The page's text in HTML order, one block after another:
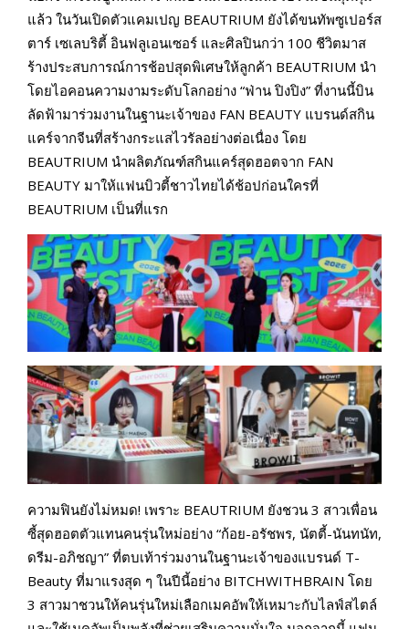
แล้ว ในวันเปิดตัวแคมเปญ BEAUTRIUM ยังได้ขนทัพซูเปอร์ส
ตาร์ เซเลบริตี้ อินฟลูเอนเซอร์ และศิลปินกว่า 100 ชีวิตมาส
ร้างประสบการณ์การช้อปสุดพิเศษให้ลูกค้า BEAUTRIUM นำ
โดยไอคอนความงามระดับโลกอย่าง “ฟ่าน ปิงปิง” ที่งานนี้บิน
ลัดฟ้ามาร่วมงานในฐานะเจ้าของ FAN BEAUTY แบรนด์สกิน
แคร์จากจีนที่สร้างกระแสไวรัลอย่างต่อเนื่อง โดย
BEAUTRIUM นำผลิตภัณฑ์สกินแคร์สุดฮอตจาก FAN
BEAUTY มาให้แฟนบิวตี้ชาวไทยได้ช้อปก่อนใครที่
BEAUTRIUM เป็นที่แรก
ความฟินยังไม่หมด! เพราะ BEAUTRIUM ยังชวน 3 สาวเพื่อน
ซี้สุดฮอตตัวแทนคนรุ่นใหม่อย่าง “ก้อย-อรัชพร, นัตตี้-นันทนัท,
ดรีม-อภิชญา” ที่ตบเท้าร่วมงานในฐานะเจ้าของแบรนด์ T-
Beauty ที่มาแรงสุด ๆ ในปีนี้อย่าง BITCHWITHBRAIN โดย
3 สาวมาชวนให้คนรุ่นใหม่เลือกเมคอัพให้เหมาะกับไลฟ์สไตล์